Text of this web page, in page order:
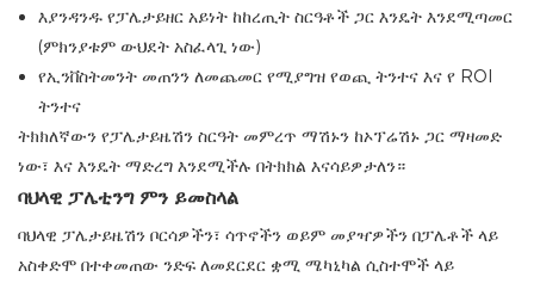
እያንዳንዱ የፓሌታይዘር አይነት ከከረጢት ስርዓቶች ጋር እንዴት እንደሚጣመር
(ምክንያቱም ውህደት አስፈላጊ ነው)
የኢንቨስትመንት መጠንን ለመጨመር የሚያግዝ የወጪ ትንተና እና የ ROI
ትንተና
ትክክለኛውን የፓሌታይዜሽን ስርዓት መምረጥ ማሽኑን ከኦፕሬሽኑ ጋር ማዛመድ
ነው፣ እና እንዴት ማድረግ እንደሚችሉ በትክክል እናሳይዎታለን።
ባህላዊ ፓሌቲንግ ምን ይመስላል
ባህላዊ ፓሌታይዜሽን ቦርሳዎችን፣ ሳጥኖችን ወይም መያዣዎችን በፓሌቶች ላይ
አስቀድሞ በተቀመጠው ንድፍ ለመደርደር ቋሚ ሜካኒካል ሲስተሞች ላይ